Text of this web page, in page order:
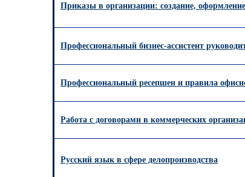
Приказы в организации: создание,
Профессиональный бизнес-ассистент
Профессиональный ресепшен и правила
Работа с договорами в коммерческих
Русский язык в сфере делопроизводства